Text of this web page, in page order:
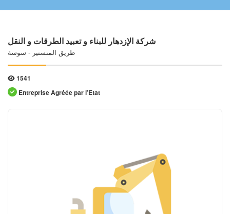
شركة الإزدهار للبناء و تعبيد الطرقات و النقل
طريق المنستير - سوسة
1541
Entreprise Agréée par l’Etat